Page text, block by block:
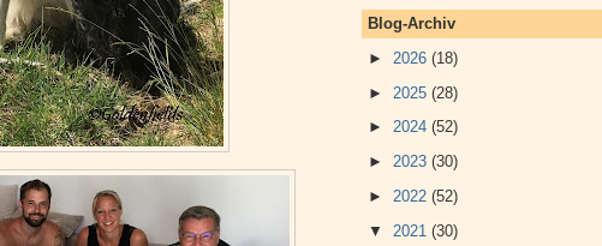
Blog-Archiv
► 2026 (18)
► 2025 (28)
► 2024 (52)
► 2023 (30)
► 2022 (52)
▼ 2021 (30)